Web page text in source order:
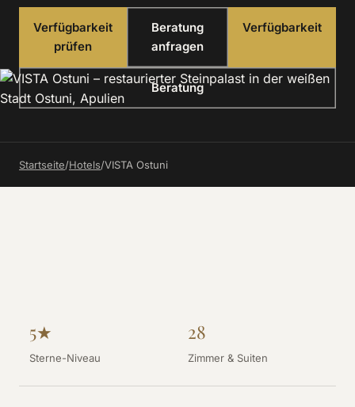
Verfügbarkeit
prüfen
Beratung
anfragen
Verfügbarkeit
Beratung
Startseite/Hotels/VISTA Ostuni
5★
Sterne-Niveau
28
Zimmer & Suiten